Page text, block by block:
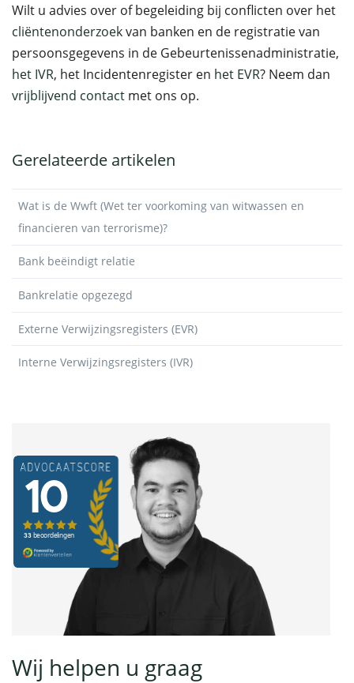
Wilt u advies over of begeleiding bij conflicten over het
cliëntenonderzoekvan banken en de registratie van
persoonsgegevens in de Gebeurtenissenadministratie,
het IVR, het Incidentenregister en het EVR? Neem dan
vrijblijvend contact met ons op.
Gerelateerde artikelen
Wat is de Wwft (Wet ter voorkoming van witwassen en
financieren van terrorisme)?
Bank beëindigt relatie
Bankrelatie opgezegd
Externe Verwijzingsregisters (EVR)
Interne Verwijzingsregisters (IVR)
Wij helpen u graag